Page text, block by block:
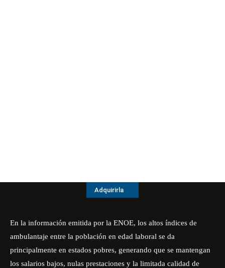
Adquirirla
En la información emitida por la ENOE, los altos índices de
ambulantaje entre la población en edad laboral se da
principalmente en estados pobres, generando que se mantengan
los salarios bajos, nulas prestaciones y la limitada calidad de